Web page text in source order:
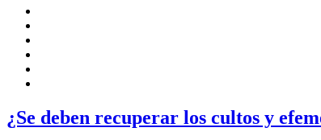
¿Se deben recuperar los cultos y